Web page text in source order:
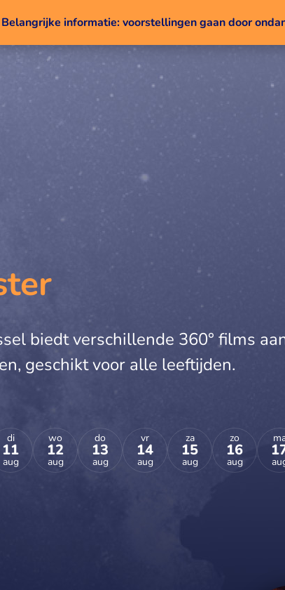
Belangrijke informatie: voorstellingen gaan door
biedt verschillende 360° films
geschikt voor alle leeftijden.
di
11
aug
wo
12
aug
do
13
aug
vr
14
aug
za
15
aug
zo
16
aug